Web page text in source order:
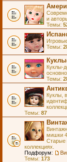
и
Темы:
Темы:
Куклы-
Темы:
Куклы,
Темы: 87
мишки
Старые
коллекциях.
Подфорум:
Темы: 173